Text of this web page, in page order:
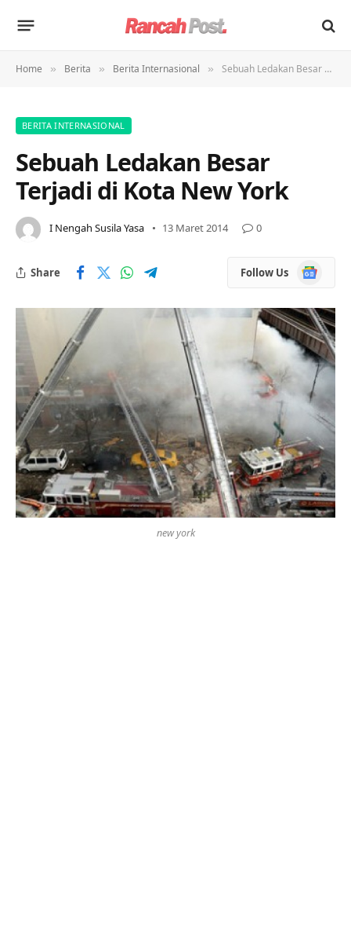
Home » Berita » Berita Internasional » Sebuah Ledakan Besar Terjadi di Kota New York
BERITA INTERNASIONAL
Sebuah Ledakan Besar
Terjadi di Kota New York
I Nengah Susila Yasa 13 Maret 2014 0
Share Follow Us
Google
News
new york